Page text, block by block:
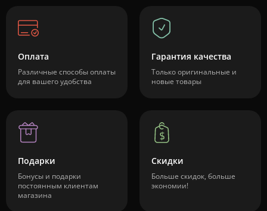
Оплата
Различные способы оплаты
для вашего удобства
Гарантия качества
Только оригинальные и
новые товары
Подарки
Бонусы и подарки
постоянным клиентам
магазина
Скидки
Больше скидок, больше
экономии!